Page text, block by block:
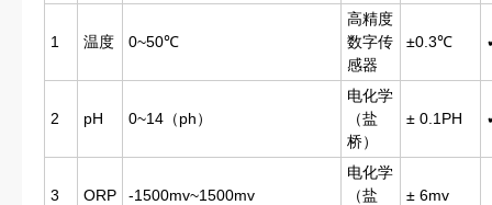
1 温度 0~50℃
高精度
数字传
感器
±0.3℃
2 pH 0~14（ph）
电化学
（盐
桥）
± 0.1PH
3 ORP -1500mv~1500mv
电化学
（盐
± 6mv